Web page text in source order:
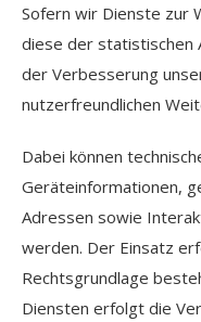
Sofern wir Dienste zur
diese der statistischen
der Verbesserung
nutzerfreundlichen
Dabei können
Geräteinformationen,
Adressen sowie
werden. Der Einsatz
Rechtsgrundlage
Diensten erfolgt die